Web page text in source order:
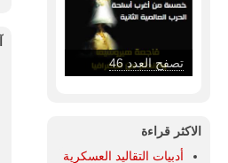
تصفح العدد 46
الاكثر قراءة
أدبيات التقاليد العسكرية